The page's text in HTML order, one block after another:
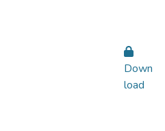
Down
load